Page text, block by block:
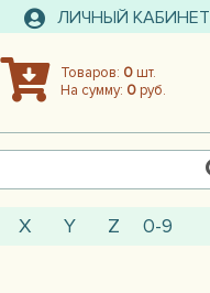
ЛИЧНЫЙ КАБИНЕТ
Товаров: 0шт.
На сумму: 0руб.
X Y Z 0-9